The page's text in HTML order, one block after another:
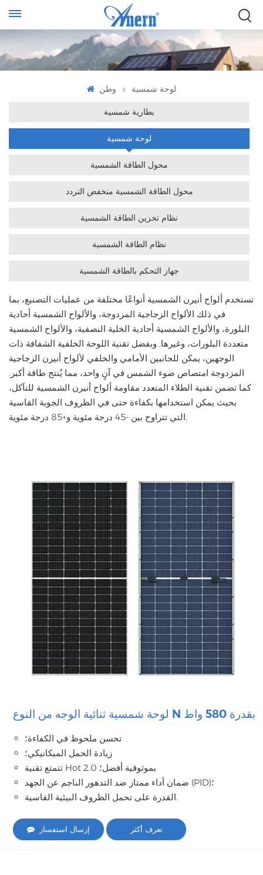
وطن لوحة شمسية
بطارية شمسية
لوحة شمسية
محول الطاقة الشمسية
محول الطاقة الشمسية منخفض التردد
نظام تخزين الطاقة الشمسية
نظام الطاقة الشمسية
جهاز التحكم بالطاقة الشمسية
تستخدم ألواح أنيرن الشمسية أنواعًا مختلفة من عمليات التصنيع، بما
في ذلك الألواح الزجاجية المزدوجة، والألواح الشمسية أحادية
البلورة، والألواح الشمسية أحادية الخلية النصفية، والألواح الشمسية
متعددة البلورات، وغيرها. وبفضل تقنية اللوحة الخلفية الشفافة ذات
الوجهين، يمكن للجانبين الأمامي والخلفي لألواح أنيرن الزجاجية
المزدوجة امتصاص ضوء الشمس في آنٍ واحد، مما يُنتج طاقة أكبر.
كما تضمن تقنية الطلاء المتعدد مقاومة ألواح أنيرن الشمسية للتآكل،
بحيث يمكن استخدامها بكفاءة حتى في الظروف الجوية القاسية
التي تتراوح بين -45 درجة مئوية و+85 درجة مئوية.
لوحة شمسية ثنائية الوجه من النوع N بقدرة 580 واط
تحسن ملحوظ في الكفاءة؛
زيادة الحمل الميكانيكي؛
تتمتع تقنية Hot 2.0 بموثوقية أفضل؛
ضمان أداء ممتاز ضد التدهور الناجم عن الجهد (PID)؛
القدرة على تحمل الظروف البيئية القاسية.
إرسال استفسار تعرف أكثر